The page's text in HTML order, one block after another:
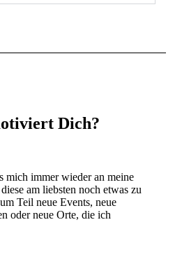
Dich?
mich immer wieder an meine
am liebsten noch etwas zu
Teil neue Events, neue
oder neue Orte, die ich